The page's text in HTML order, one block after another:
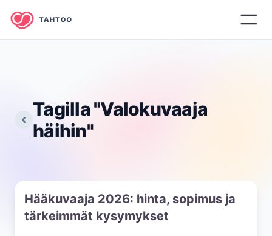
Tagilla "Valokuvaaja
häihin"
Hääkuvaaja 2026: hinta, sopimus ja
tärkeimmät kysymykset